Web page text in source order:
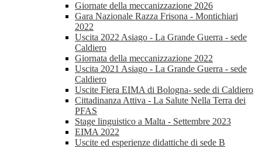
Giornate della meccanizzazione 2026
Gara Nazionale Razza Frisona - Montichiari
2022
Uscita 2022 Asiago - La Grande Guerra - sede
Caldiero
Giornata della meccanizzazione 2022
Uscita 2021 Asiago - La Grande Guerra - sede
Caldiero
Uscite Fiera EIMA di Bologna- sede di Caldiero
Cittadinanza Attiva - La Salute Nella Terra dei
PFAS
Stage linguistico a Malta - Settembre 2023
EIMA 2022
Uscite ed esperienze didattiche di sede B